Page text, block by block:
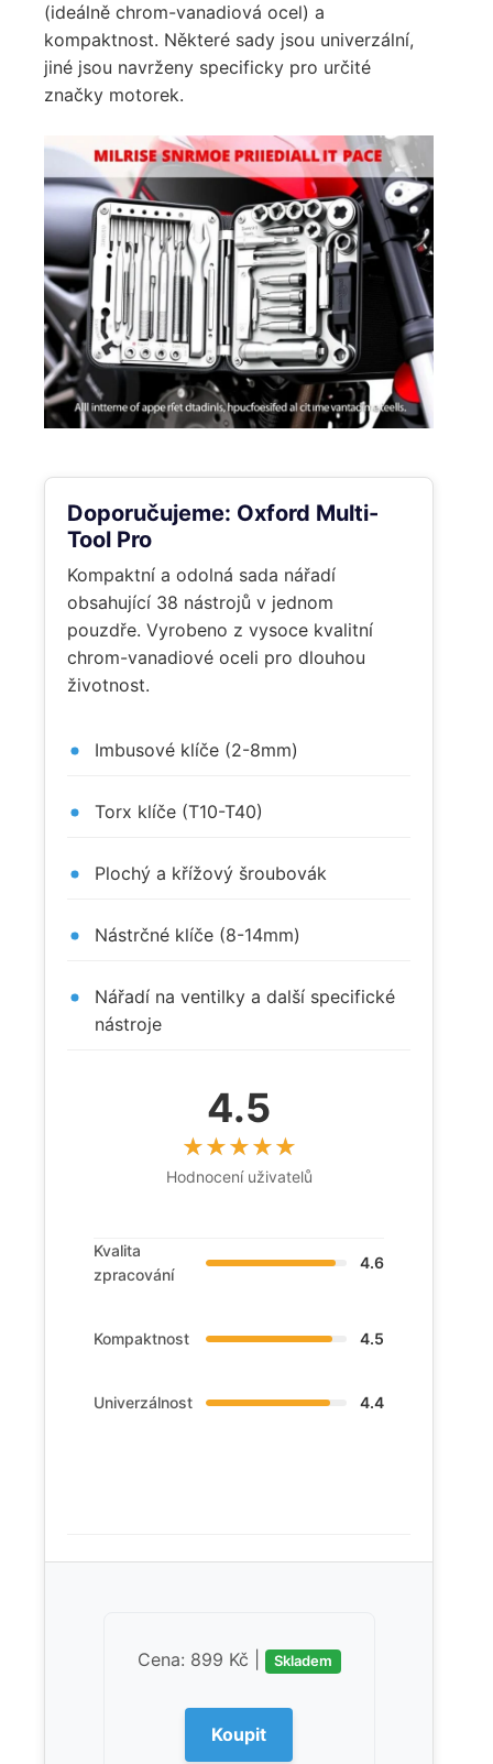
(ideálně chrom-vanadiová ocel) a
kompaktnost. Některé sady jsou univerzální,
jiné jsou navrženy specificky pro určité
značky motorek.
Doporučujeme: Oxford Multi-
Tool Pro
Kompaktní a odolná sada nářadí
obsahující 38 nástrojů v jednom
pouzdře. Vyrobeno z vysoce kvalitní
chrom-vanadiové oceli pro dlouhou
životnost.
Imbusové klíče (2-8mm)
Torx klíče (T10-T40)
Plochý a křížový šroubovák
Nástrčné klíče (8-14mm)
Nářadí na ventilky a další specifické
nástroje
4.5
Hodnocení uživatelů
Kvalita
zpracování
4.6
Kompaktnost 4.5
Univerzálnost 4.4
Cena: 899 Kč | Skladem
Koupit